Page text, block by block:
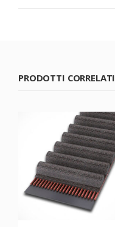
PRODOTTI CORRELATI